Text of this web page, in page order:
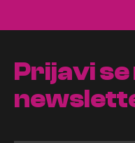
Prijavi se